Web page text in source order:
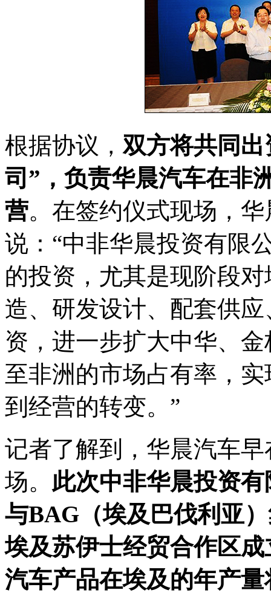
根据协议，双方将共同
司”，负责华晨汽车在非
营。在签约仪式现场，
说：“中非华晨投资有限
的投资，尤其是现阶段
造、研发设计、配套供
资，进一步扩大中华、
至非洲的市场占有率，
到经营的转变。”
记者了解到，华晨汽车
场。 此次中非华晨投资
与BAG（埃及巴伐利亚
埃及苏伊士经贸合作区
汽车产品在埃及的年产